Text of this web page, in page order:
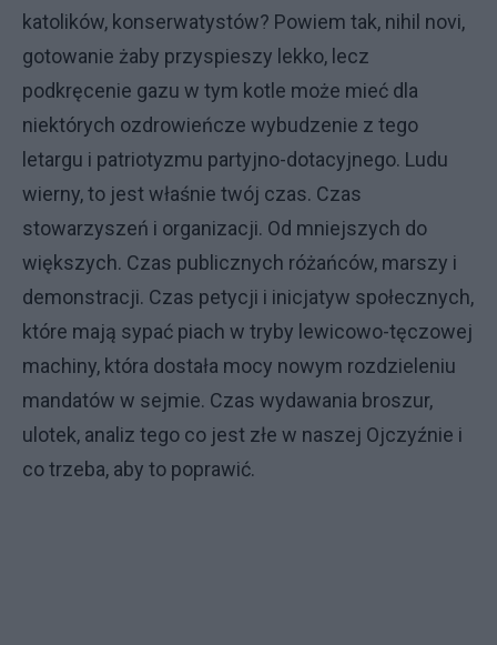
katolików, konserwatystów? Powiem tak, nihil novi,
gotowanie żaby przyspieszy lekko, lecz
podkręcenie gazu w tym kotle może mieć dla
niektórych ozdrowieńcze wybudzenie z tego
letargu i patriotyzmu partyjno-dotacyjnego. Ludu
wierny, to jest właśnie twój czas. Czas
stowarzyszeń i organizacji. Od mniejszych do
większych. Czas publicznych różańców, marszy i
demonstracji. Czas petycji i inicjatyw społecznych,
które mają sypać piach w tryby lewicowo-tęczowej
machiny, która dostała mocy nowym rozdzieleniu
mandatów w sejmie. Czas wydawania broszur,
ulotek, analiz tego co jest złe w naszej Ojczyźnie i
co trzeba, aby to poprawić.